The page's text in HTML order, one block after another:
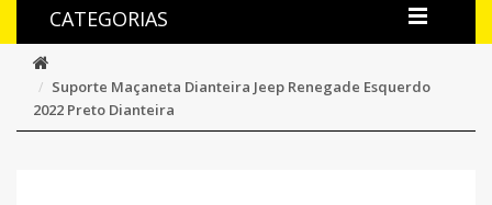
CATEGORIAS
Suporte Maçaneta Dianteira Jeep Renegade Esquerdo
2022 Preto Dianteira